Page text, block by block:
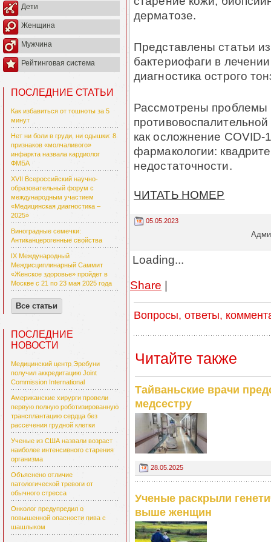
Дети
Женщина
Мужчина
Рейтинговая система
ПОСЛЕДНИЕ СТАТЬИ
Как избавиться от тошноты за 5
минут
Нет ни боли в груди, ни одышки: 8
признаков «молчаливого»
инфаркта назвала кардиолог
ФМБА
XVII Всероссийский научно-
образовательный форум с
международным участием
«Медицинская диагностика –
2025»
Виноградные семечки:
Антиканцерогенные свойства
IX Международный
Междисциплинарный Саммит
«Женское здоровье» пройдет в
Москве с 21 по 23 мая 2025 года
Все статьи
ПОСЛЕДНИЕ
НОВОСТИ
Медицинский центр Эребуни
получил аккредитацию Joint
Commission International
Американские хирурги провели
первую полную роботизированную
трансплантацию сердца без
рассечения грудной клетки
Ученые из США назвали возраст
наиболее интенсивного старения
организма
Объяснено отличие
патологической тревоги от
обычного стресса
Онколог предупредил о
повышенной опасности пива с
шашлыком
дерматозе.
Представлены статьи
бактериофаги в
диагностика острого
Рассмотрены проблемы
как осложнение
фармакологии:
недостаточности.
ЧИТАТЬ НОМЕР
05.05.2023
Loading...
Share |
Вопросы, ответы,
Читайте также
Тайваньские врачи
медсестру
28.05.2025
Ученые раскрыли
выше женщин